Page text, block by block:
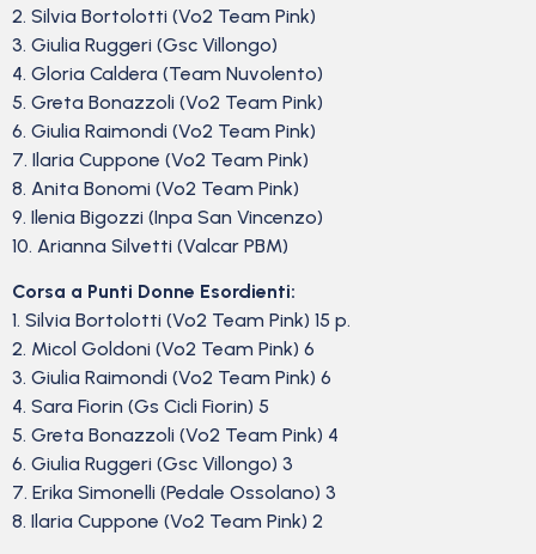
2. Silvia Bortolotti (Vo2 Team Pink)
3. Giulia Ruggeri (Gsc Villongo)
4. Gloria Caldera (Team Nuvolento)
5. Greta Bonazzoli (Vo2 Team Pink)
6. Giulia Raimondi (Vo2 Team Pink)
7. Ilaria Cuppone (Vo2 Team Pink)
8. Anita Bonomi (Vo2 Team Pink)
9. Ilenia Bigozzi (Inpa San Vincenzo)
10. Arianna Silvetti (Valcar PBM)
Corsa a Punti Donne Esordienti:
1. Silvia Bortolotti (Vo2 Team Pink) 15 p.
2. Micol Goldoni (Vo2 Team Pink) 6
3. Giulia Raimondi (Vo2 Team Pink) 6
4. Sara Fiorin (Gs Cicli Fiorin) 5
5. Greta Bonazzoli (Vo2 Team Pink) 4
6. Giulia Ruggeri (Gsc Villongo) 3
7. Erika Simonelli (Pedale Ossolano) 3
8. Ilaria Cuppone (Vo2 Team Pink) 2